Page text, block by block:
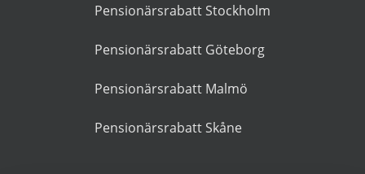
riktigt bra erbjudanden för
På vår guiden förekommer
markerade med en asterisk